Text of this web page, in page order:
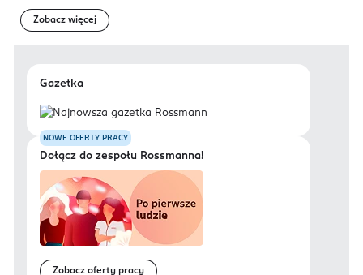
Zobacz więcej
Gazetka
NOWE OFERTY PRACY
Dołącz do zespołu Rossmanna!
Zobacz oferty pracy